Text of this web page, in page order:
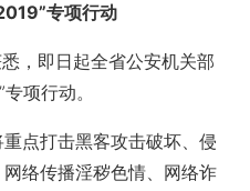
专项行动
即日起全省公安机关部
项行动。
点打击黑客攻击破坏、侵
络传播淫秽色情、网络诈